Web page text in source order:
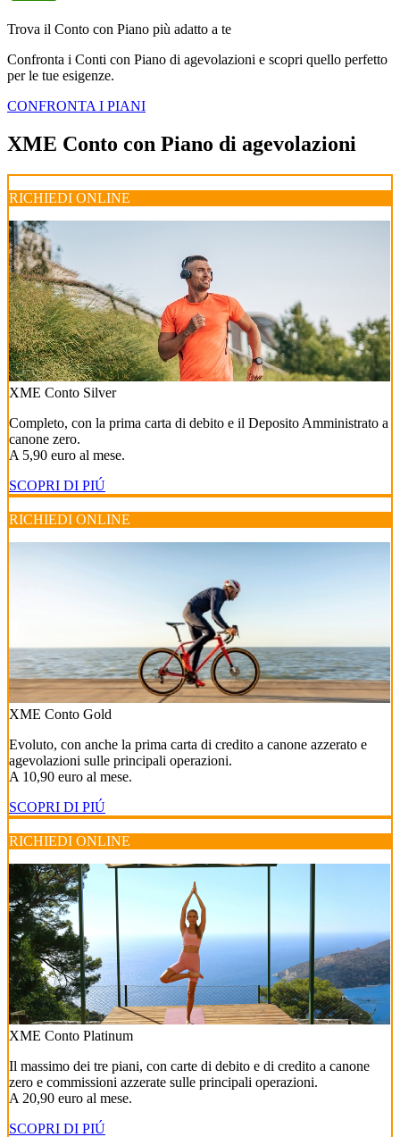
Trova il Conto con Piano più adatto a te
Confronta i Conti con Piano di agevolazioni e scopri quello perfetto
per le tue esigenze.
CONFRONTA I PIANI
XME Conto con Piano di agevolazioni
RICHIEDI ONLINE
XME Conto Silver
Completo, con la prima carta di debito e il Deposito Amministrato a
canone zero.
A 5,90 euro al mese.
SCOPRI DI PIÚ
RICHIEDI ONLINE
XME Conto Gold
Evoluto, con anche la prima carta di credito a canone azzerato e
agevolazioni sulle principali operazioni.
A 10,90 euro al mese.
SCOPRI DI PIÚ
RICHIEDI ONLINE
XME Conto Platinum
Il massimo dei tre piani, con carte di debito e di credito a canone
zero e commissioni azzerate sulle principali operazioni.
A 20,90 euro al mese.
SCOPRI DI PIÚ